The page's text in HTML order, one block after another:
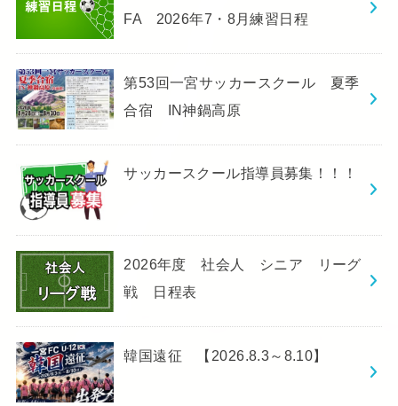
FA 2026年7・8月練習日程
第53回一宮サッカースクール 夏季
合宿 IN神鍋高原
サッカースクール指導員募集！！！
2026年度 社会人 シニア リーグ
戦 日程表
韓国遠征 【2026.8.3～8.10】